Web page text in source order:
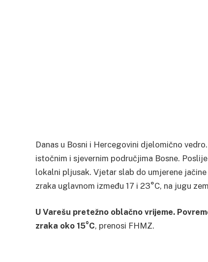
Danas u Bosni i Hercegovini djelomično
istočnim i sjevernim područjima Bosne.
lokalni pljusak. Vjetar slab do umjerene
zraka uglavnom između 17 i 23°C, na jugu
U Varešu pretežno oblačno vrijeme.
zraka oko 15°C, prenosi FHMZ.